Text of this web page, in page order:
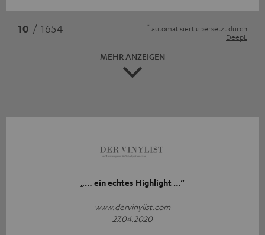
10 / 1654 * automatisiert übersetzt durch
DeepL
MEHR ANZEIGEN
„… ein echtes Highlight …“
www.dervinylist.com
27.04.2020